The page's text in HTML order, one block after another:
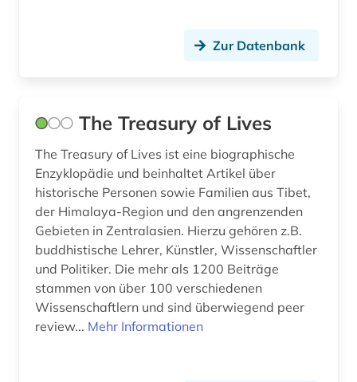
kriegsverbrechen (1)
kultur (4)
kulturwissenschaften (1)
kunst (4)
kunstgeschichte (1)
kunsthistoriker (1)
künstler (5)
Zur Datenbank
The Treasury of Lives
The Treasury of Lives ist eine biographische
Enzyklopädie und beinhaltet Artikel über
historische Personen sowie Familien aus Tibet,
der Himalaya-Region und den angrenzenden
Gebieten in Zentralasien. Hierzu gehören z.B.
buddhistische Lehrer, Künstler, Wissenschaftler
und Politiker. Die mehr als 1200 Beiträge
stammen von über 100 verschiedenen
Wissenschaftlern und sind überwiegend peer
review... Mehr Informationen